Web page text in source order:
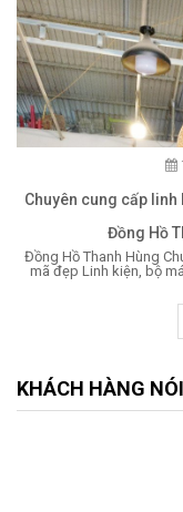
Chuyên cung cấp
Đồng Hồ
Đồng Hồ Thanh Hùng
mã đẹp Linh kiện, bộ
KHÁCH HÀNG